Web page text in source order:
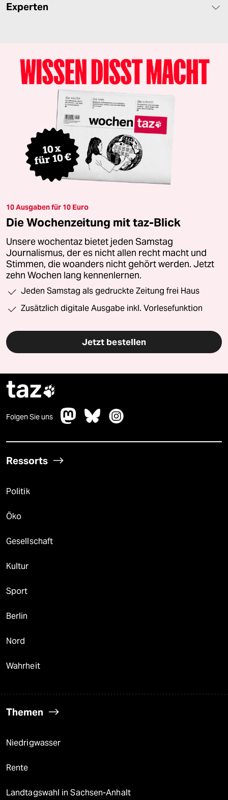
Experten
10 Ausgaben für 10 Euro
Die Wochenzeitung mit taz-Blick
Unsere wochentaz bietet jeden Samstag
Journalismus, der es nicht allen recht macht und
Stimmen, die woanders nicht gehört werden. Jetzt
zehn Wochen lang kennenlernen.
Jeden Samstag als gedruckte Zeitung frei Haus
Zusätzlich digitale Ausgabe inkl. Vorlesefunktion
Jetzt bestellen
taz
Folgen Sie uns
Ressorts
Politik
Öko
Gesellschaft
Kultur
Sport
Berlin
Nord
Wahrheit
Themen
Niedrigwasser
Rente
Landtagswahl in Sachsen-Anhalt